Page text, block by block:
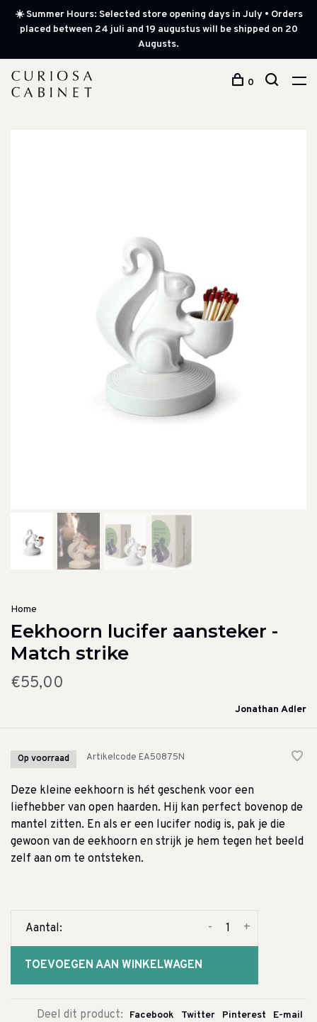
☀️ Summer Hours: Selected store opening days in July • Orders
placed between 24 juli and 19 augustus will be shipped on 20
Augusts.
0
Home
Eekhoorn lucifer aansteker -
Match strike
€55,00
Jonathan Adler
Op voorraad Artikelcode EA50875N
Deze kleine eekhoorn is hét geschenk voor een
liefhebber van open haarden. Hij kan perfect bovenop de
mantel zitten. En als er een lucifer nodig is, pak je die
gewoon van de eekhoorn en strijk je hem tegen het beeld
zelf aan om te ontsteken.
Aantal: +
-
TOEVOEGEN AAN WINKELWAGEN
Deel dit product: Facebook Twitter Pinterest E-mail